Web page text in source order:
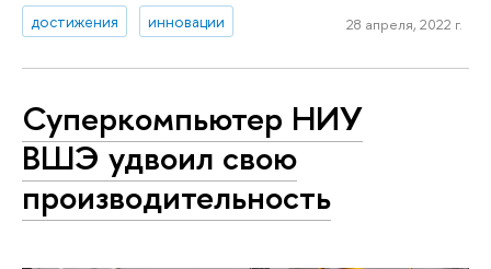
достижения инновации 28 апреля, 2022 г.
Суперкомпьютер НИУ
ВШЭ удвоил свою
производительность